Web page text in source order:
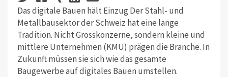
Das digitale Bauen hält Einzug Der Stahl- und
Metallbausektor der Schweiz hat eine lange
Tradition. Nicht Grosskonzerne, sondern kleine und
mittlere Unternehmen (KMU) prägen die Branche. In
Zukunft müssen sie sich wie das gesamte
Baugewerbe auf digitales Bauen umstellen.